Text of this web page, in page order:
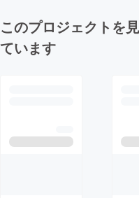
このプロジェクトを
ています